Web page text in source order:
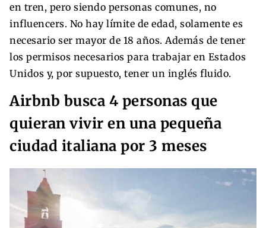
en tren, pero siendo personas comunes, no
influencers. No hay límite de edad, solamente es
necesario ser mayor de 18 años. Además de tener
los permisos necesarios para trabajar en Estados
Unidos y, por supuesto, tener un inglés fluido.
Airbnb busca 4 personas que
quieran vivir en una pequeña
ciudad italiana por 3 meses